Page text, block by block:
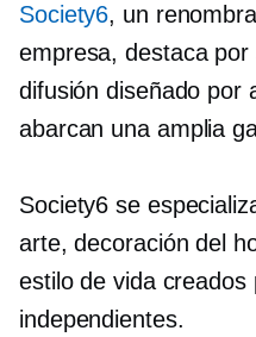
Society6, un
empresa, destaca
difusióndiseñado por
abarcan una amplia
Society6 se
arte, decoración del
estilo de vida creados
independientes.